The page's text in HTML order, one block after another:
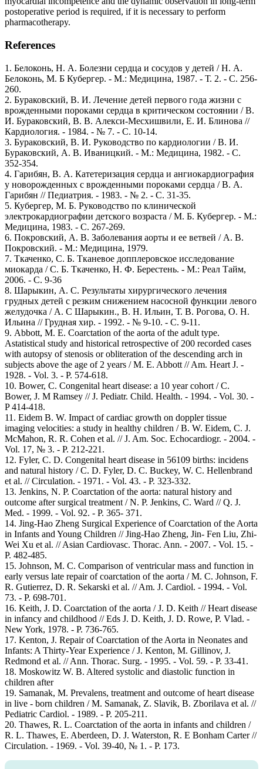
postoperative period is required, if it is necessary to perform
pharmacotherapy.
References
1. Белоконь, Н. А. Болезни сердца и сосудов у детей / Н. А.
Белоконь, М. Б Кубергер. - М.: Медицина, 1987. - Т. 2. - С. 256-
260.
2. Бураковский, В. И. Лечение детей первого года жизни с
врожденными пороками сердца в критическом состоянии / В.
И. Бураковский, В. В. Алекси-Месхишвили, Е. И. Блинова //
Кардиология. - 1984. - № 7. - С. 10-14.
3. Бураковский, В. И. Руководство по кардиологии / В. И.
Бураковский, А. В. Иваницкий. - М.: Медицина, 1982. - С.
352-354.
4. Гарибян, В. А. Катетеризация сердца и ангиокардиография
у новорожденных с врожденными пороками сердца / В. А.
Гарибян // Педиатрия. - 1983. - № 2. - С. 31-35.
5. Кубергер, М. Б. Руководство по клинической
электрокардиографии детского возраста / М. Б. Кубергер. - М.:
Медицина, 1983. - С. 267-269.
6. Покровский, А. В. Заболевания аорты и ее ветвей / А. В.
Покровский. - М.: Медицина, 1979.
7. Ткаченко, С. Б. Тканевое допплеровское исследование
миокарда / С. Б. Ткаченко, Н. Ф. Берестень. - М.: Реал Тайм,
2006. - С. 9-36
8. Шарыкин, А. С. Результаты хирургического лечения
грудных детей с резким снижением насосной функции левого
желудочка / А. С Шарыкин., В. Н. Ильин, Т. В. Рогова, О. Н.
Ильина // Грудная хир. - 1992. - № 9-10. - С. 9-11.
9. Abbott, M. E. Coarctation of the aorta of the adult type.
Astatistical study and historical retrospective of 200 recorded cases
with autopsy of stenosis or obliteration of the descending arch in
subjects above the age of 2 years / M. E. Abbott // Am. Heart J. -
1928. - Vol. 3. - P. 574-618.
10. Вower, C. Congenital heart disease: a 10 year cohort / C.
Вower, J. M Ramsey // J. Pediatr. Child. Health. - 1994. - Vol. 30. -
P 414-418.
11. Eidem B. W. Impact of cardiac growth on doppler tissue
imaging velocities: a study in healthy children / B. W. Eidem, C. J.
McMahon, R. R. Cohen et al. // J. Am. Soc. Echocardiogr. - 2004. -
Vol. 17, № 3. - P. 212-221.
12. Fyler, C. D. Congenital heart disease in 56109 births: incidens
and natural history / C. D. Fyler, D. C. Buckey, W. C. Hellenbrand
et al. // Circulation. - 1971. - Vol. 43. - P. 323-332.
13. Jenkins, N. P. Coarctation of the aorta: natural history and
outcome after surgical treatment / N. P. Jenkins, C. Ward // Q. J.
Med. - 1999. - Vol. 92. - P. 365- 371.
14. Jing-Hao Zheng Surgical Experience of Coarctation of the Aorta
in Infants and Young Children // Jing-Hao Zheng, Jin- Fen Liu, Zhi-
Wei Xu et al. // Asian Cardiovasc. Thorac. Ann. - 2007. - Vol. 15. -
P. 482-485.
15. Johnson, M. C. Comparison of ventricular mass and function in
early versus late repair of coarctation of the aorta / M. C. Johnson, F.
R. Gutierrez, D. R. Sekarski et al. // Am. J. Cardiol. - 1994. - Vol.
73. - P. 698-701.
16. Keith, J. D. Coarctation of the aorta / J. D. Keith // Heart disease
in infancy and childhood // Eds J. D. Keith, J. D. Rowe, P. Vlad. -
New York, 1978. - P. 736-765.
17. Kenton, J. Repair of Coarctation of the Aorta in Neonates and
Infants: A Thirty-Year Experience / J. Kenton, M. Gillinov, J.
Redmond et al. // Ann. Thorac. Surg. - 1995. - Vol. 59. - P. 33-41.
18. Moskowitz W. B. Altered systolic and diastolic function in
children after
19. Samanak, M. Prevalens, treatment and outcome of heart disease
in live - born children / M. Samanak, Z. Slavik, B. Zborilava et al. //
Pediatric Cardiol. - 1989. - P. 205-211.
20. Thawes, R. L. Сoarctation of the aorta in infants and children /
R. L. Thawes, E. Aberdeen, D. J. Waterston, R. E Bonham Carter //
Circulation. - 1969. - Vol. 39-40, № 1. - P. 173.